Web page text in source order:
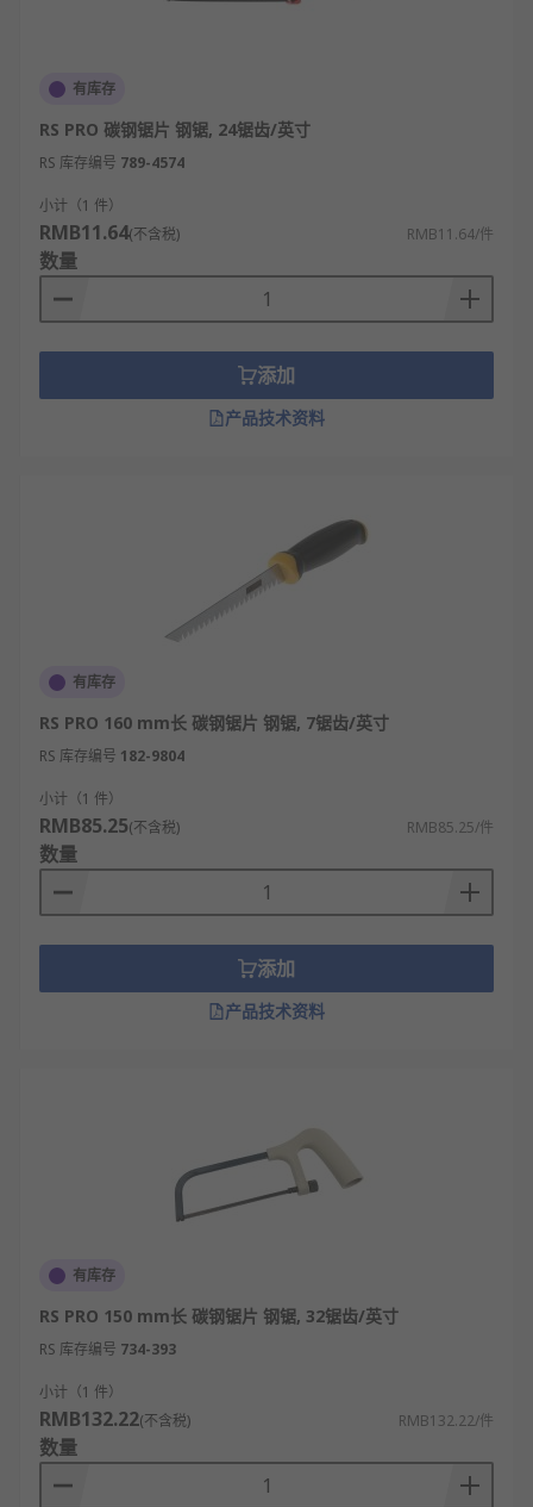
有库存
RS PRO 碳钢锯片 钢锯, 24锯齿/英寸
RS 库存编号 789-4574
小计（1 件）
RMB11.64(不含税) RMB11.64/件
数量
添加
产品技术资料
有库存
RS PRO 160 mm长 碳钢锯片 钢锯, 7锯齿/英寸
RS 库存编号 182-9804
小计（1 件）
RMB85.25(不含税) RMB85.25/件
数量
添加
产品技术资料
有库存
RS PRO 150 mm长 碳钢锯片 钢锯, 32锯齿/英寸
RS 库存编号 734-393
小计（1 件）
RMB132.22(不含税) RMB132.22/件
数量